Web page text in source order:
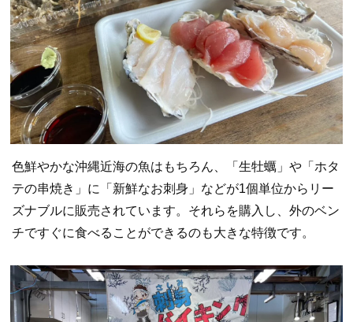
色鮮やかな沖縄近海の魚はもちろん、「生牡蠣」や「ホタ
テの串焼き」に「新鮮なお刺身」などが1個単位からリー
ズナブルに販売されています。それらを購入し、外のベン
チですぐに食べることができるのも大きな特徴です。